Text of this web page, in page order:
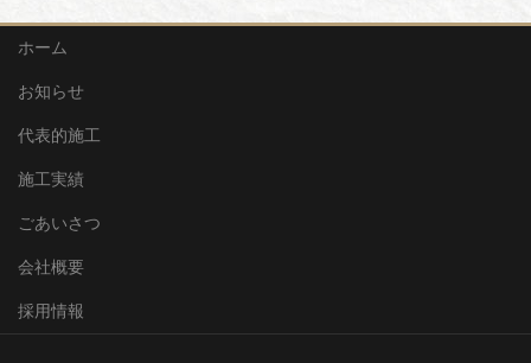
ホーム
お知らせ
代表的施工
施工実績
ごあいさつ
会社概要
採用情報